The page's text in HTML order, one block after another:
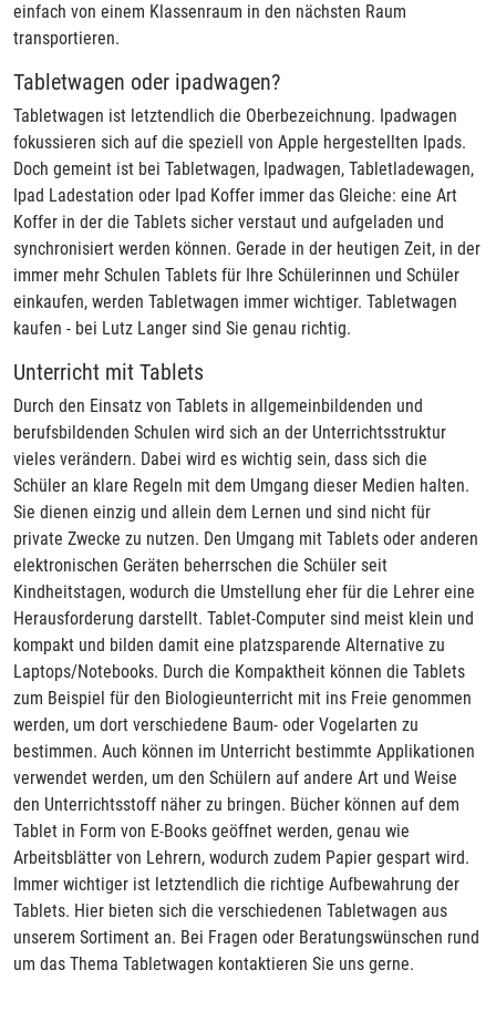
einfach von einem Klassenraum in den nächsten Raum
transportieren.
Tabletwagen oder ipadwagen?
Tabletwagen ist letztendlich die Oberbezeichnung. Ipadwagen
fokussieren sich auf die speziell von Apple hergestellten Ipads.
Doch gemeint ist bei Tabletwagen, Ipadwagen, Tabletladewagen,
Ipad Ladestation oder Ipad Koffer immer das Gleiche: eine Art
Koffer in der die Tablets sicher verstaut und aufgeladen und
synchronisiert werden können. Gerade in der heutigen Zeit, in der
immer mehr Schulen Tablets für Ihre Schülerinnen und Schüler
einkaufen, werden Tabletwagen immer wichtiger. Tabletwagen
kaufen - bei Lutz Langer sind Sie genau richtig.
Unterricht mit Tablets
Durch den Einsatz von Tablets in allgemeinbildenden und
berufsbildenden Schulen wird sich an der Unterrichtsstruktur
vieles verändern. Dabei wird es wichtig sein, dass sich die
Schüler an klare Regeln mit dem Umgang dieser Medien halten.
Sie dienen einzig und allein dem Lernen und sind nicht für
private Zwecke zu nutzen. Den Umgang mit Tablets oder anderen
elektronischen Geräten beherrschen die Schüler seit
Kindheitstagen, wodurch die Umstellung eher für die Lehrer eine
Herausforderung darstellt. Tablet-Computer sind meist klein und
kompakt und bilden damit eine platzsparende Alternative zu
Laptops/Notebooks. Durch die Kompaktheit können die Tablets
zum Beispiel für den Biologieunterricht mit ins Freie genommen
werden, um dort verschiedene Baum- oder Vogelarten zu
bestimmen. Auch können im Unterricht bestimmte Applikationen
verwendet werden, um den Schülern auf andere Art und Weise
den Unterrichtsstoff näher zu bringen. Bücher können auf dem
Tablet in Form von E-Books geöffnet werden, genau wie
Arbeitsblätter von Lehrern, wodurch zudem Papier gespart wird.
Immer wichtiger ist letztendlich die richtige Aufbewahrung der
Tablets. Hier bieten sich die verschiedenen Tabletwagen aus
unserem Sortiment an. Bei Fragen oder Beratungswünschen rund
um das Thema Tabletwagen kontaktieren Sie uns gerne.